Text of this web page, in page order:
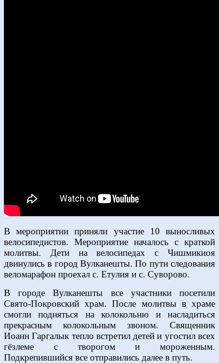
В мероприятии приняли участие 10 выносливых
велосипедистов. Мероприятие началось с краткой
молитвы. Дети на велосипедах с Чишмикиоя
двинулись в город Вулканешты. По пути следования
веломарафон проехал с. Етулия и с. Суворово.
В городе Вулканешты все участники посетили
Свято-Покровский храм. После молитвы в храме
смогли подняться на колокольню и насладиться
прекрасным колокольным звоном. Священник
Иоанн Гаргалык тепло встретил детей и угостил всех
гёзлеме с творогом и мороженным.
Подкрепившийся все отправились далее в путь.